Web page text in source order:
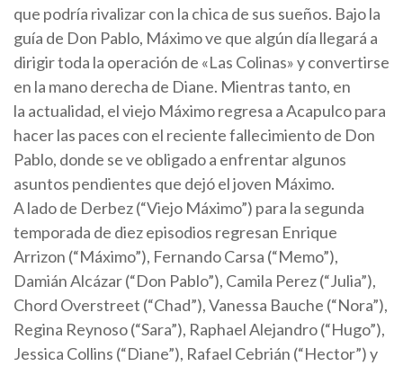
que podría rivalizar con la chica de sus sueños. Bajo la
guía de Don Pablo, Máximo ve que algún día llegará a
dirigir toda la operación de «Las Colinas» y convertirse
en la mano derecha de Diane. Mientras tanto, en
la actualidad, el viejo Máximo regresa a Acapulco para
hacer las paces con el reciente fallecimiento de Don
Pablo, donde se ve obligado a enfrentar algunos
asuntos pendientes que dejó el joven Máximo.
A lado de Derbez (“Viejo Máximo”) para la segunda
temporada de diez episodios regresan Enrique
Arrizon (“Máximo”), Fernando Carsa (“Memo”),
Damián Alcázar (“Don Pablo”), Camila Perez (“Julia”),
Chord Overstreet (“Chad”), Vanessa Bauche (“Nora”),
Regina Reynoso (“Sara”), Raphael Alejandro (“Hugo”),
Jessica Collins (“Diane”), Rafael Cebrián (“Hector”) y